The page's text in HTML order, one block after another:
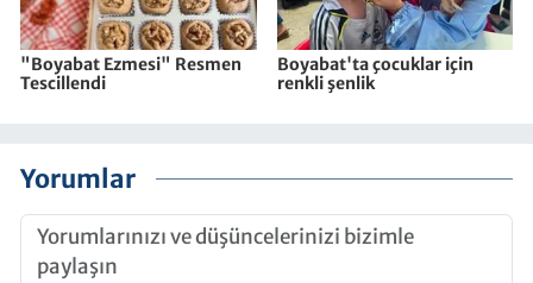
"Boyabat Ezmesi" Resmen
Tescillendi
Boyabat'ta çocuklar için
renkli şenlik
Yorumlar